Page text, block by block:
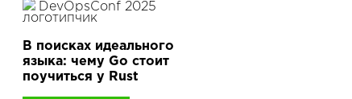
DevOpsConf 2025
В поисках идеального
языка: чему Go стоит
поучиться у Rust